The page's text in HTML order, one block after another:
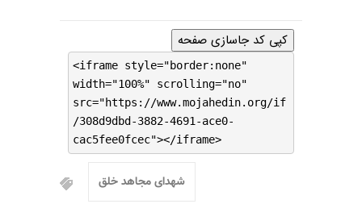
کپی کد جاسازی صفحه
<iframe style="border:none"
width="100%" scrolling="no"
src="https://www.mojahedin.org/if
/308d9dbd-3882-4691-ace0-
cac5fee0fcec"></iframe>
شهدای مجاهد خلق